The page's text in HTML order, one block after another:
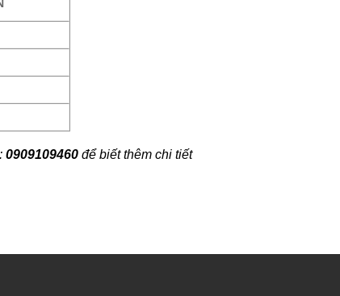
0909109460 để biết thêm chi tiết